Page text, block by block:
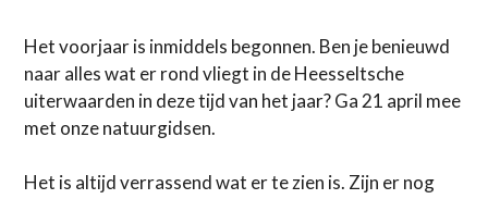
Het voorjaar is inmiddels begonnen. Ben je benieuwd
naar alles wat er rond vliegt in de Heesseltsche
uiterwaarden in deze tijd van het jaar? Ga 21 april mee
met onze natuurgidsen.
Het is altijd verrassend wat er te zien is. Zijn er nog